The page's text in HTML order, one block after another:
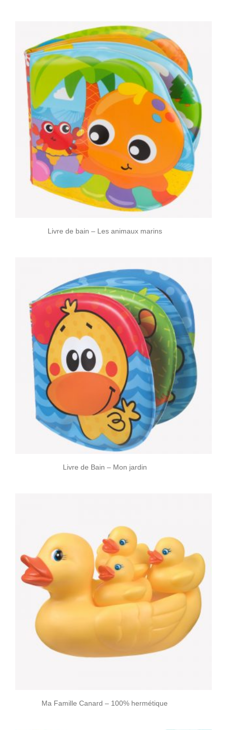
Livre de bain – Les animaux marins
Livre de Bain – Mon jardin
Ma Famille Canard – 100% hermétique